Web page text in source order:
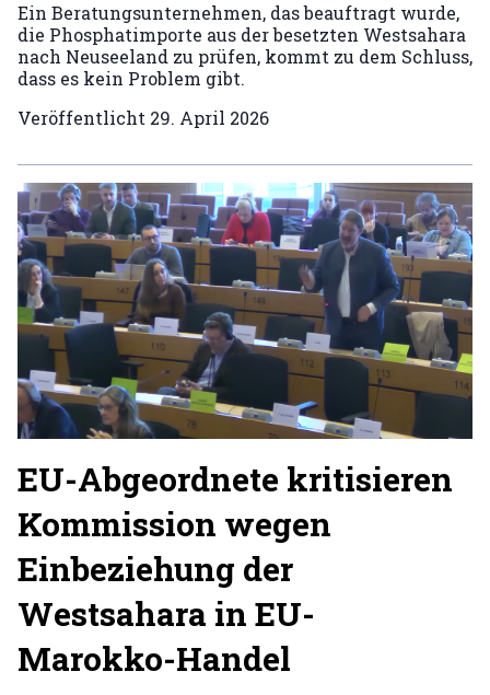
Ein Beratungsunternehmen, das beauftragt wurde,
die Phosphatimporte aus der besetzten Westsahara
nach Neuseeland zu prüfen, kommt zu dem Schluss,
dass es kein Problem gibt.
Veröffentlicht 29. April 2026
EU-Abgeordnete kritisieren
Kommission wegen
Einbeziehung der
Westsahara in EU-
Marokko-Handel